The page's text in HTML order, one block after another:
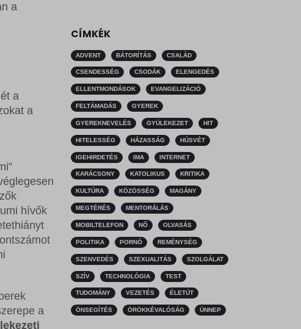
a
a
a
hívők
a
CÍMKÉK
ADVENT BÁTORÍTÁS CSALÁD
CSENDESSÉG CSODÁK ELENGEDÉS
ELLENTMONDÁSOK EVANGELIZÁCIÓ
FELTÁMADÁS GYEREK
GYEREKNEVELÉS GYÜLEKEZET HIT
HITELESSÉG HÁZASSÁG HÚSVÉT
IGEHIRDETÉS IMA INTERNET
KARÁCSONY KATOLIKUS KRITIKA
KULTÚRA KÖZÖSSÉG MAGÁNY
MEGTÉRÉS MENTORÁLÁS
MOBILTELEFON NŐ OLVASÁS
POLITIKA PORNÓ REMÉNYSÉG
SZENVEDÉS SZEXUALITÁS SZOLGÁLAT
SZÍV TECHNOLÓGIA TEST
TUDOMÁNY VEZETÉS ÉLETÚT
ÖNSEGÍTÉS ÖRÖKKÉVALÓSÁG ÜNNEP